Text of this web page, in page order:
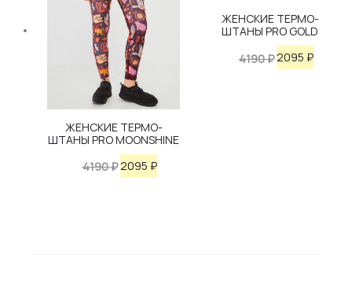
ЖЕНСКИЕ ТЕРМО-
ШТАНЫ PRO MOONSHINE
4190₽ Первоначальная
2095 ₽Текущая
ЖЕНСКИЕ ТЕРМО-
ШТАНЫ PRO GOLD
4190₽2095 ₽